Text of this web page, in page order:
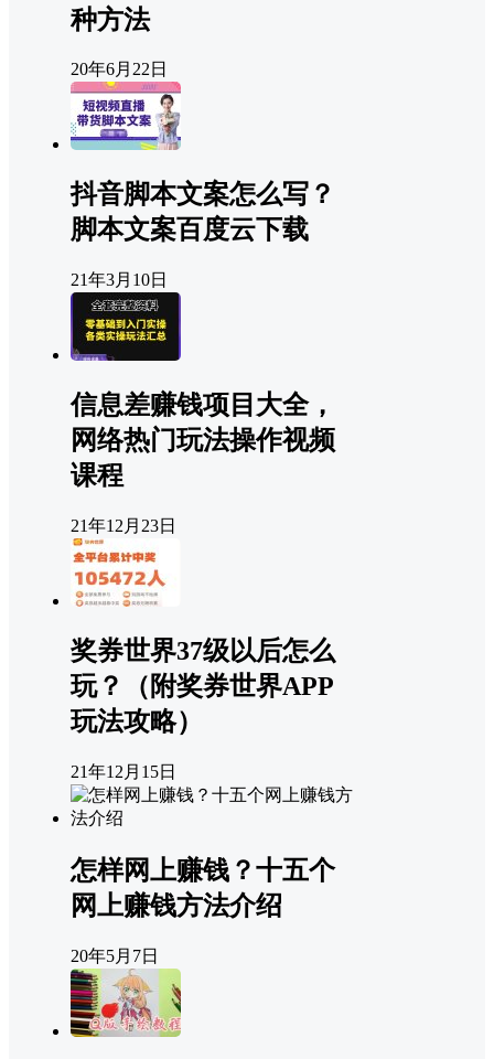
种方法
20年6月22日
抖音脚本文案怎么写？
脚本文案百度云下载
21年3月10日
信息差赚钱项目大全，
网络热门玩法操作视频
课程
21年12月23日
奖券世界37级以后怎么
玩？（附奖券世界APP
玩法攻略）
21年12月15日
怎样网上赚钱？十五个
网上赚钱方法介绍
20年5月7日